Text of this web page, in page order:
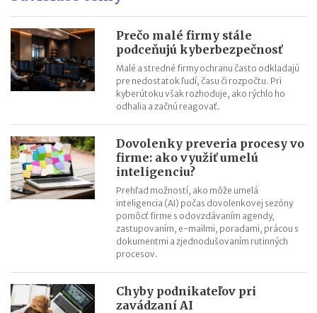
Porovnanie platobných brán na Slovensku
VPN - prostriedok ochrany pri pripojení na internet
Veľký prehľad aplikácií a služieb na zlepšenie podnikania v roku
2018
Prečo malé firmy stále
podceňujú kyberbezpečnosť
Malé a stredné firmy ochranu často odkladajú
pre nedostatok ľudí, času či rozpočtu. Pri
kyberútoku však rozhoduje, ako rýchlo ho
odhalia a začnú reagovať.
Dovolenky preveria procesy vo
firme: ako využiť umelú
inteligenciu?
Prehľad možností, ako môže umelá
inteligencia (AI) počas dovolenkovej sezóny
pomôcť firme s odovzdávaním agendy,
zastupovaním, e-mailmi, poradami, prácou s
dokumentmi a zjednodušovaním rutinných
procesov.
Chyby podnikateľov pri
zavádzaní AI